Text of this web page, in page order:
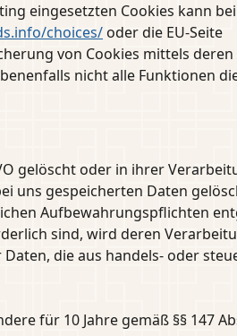
eingesetzten Cookies kann
choices/oder die EU-Seite
von Cookies mittels
nicht alle Funktionen
gelöscht oder in ihrer
uns gespeicherten Daten
Aufbewahrungspflichten
sind, wird deren
die aus handels- oder
für 10 Jahre gemäß §§ 147